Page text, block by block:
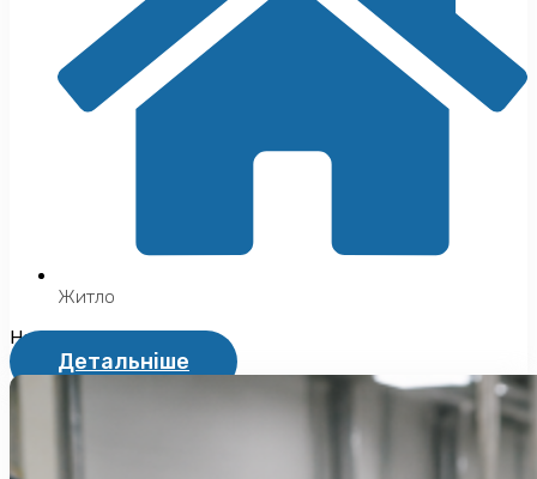
Житло
Не надається
Детальніше